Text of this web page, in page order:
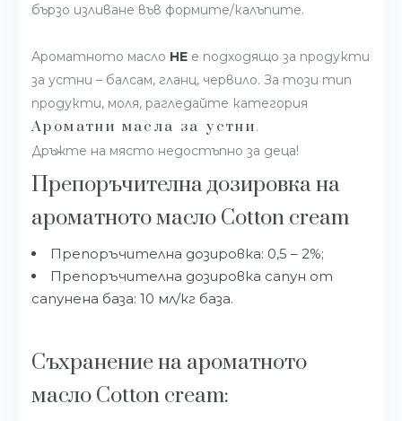
бързо изливане във формите/калъпите.
Ароматното масло НЕ е подходящо за продукти
за устни – балсам, гланц, червило. За този тип
продукти, моля, рагледайте категория
Ароматни масла за устни.
Дръжте на място недостъпно за деца!
Препоръчителна дозировка на
ароматното масло Cotton cream
Препоръчителна дозировка: 0,5 – 2%;
Препоръчителна дозировка сапун от
сапунена база: 10 мл/кг база.
Съхранение на ароматното
масло Cotton cream: